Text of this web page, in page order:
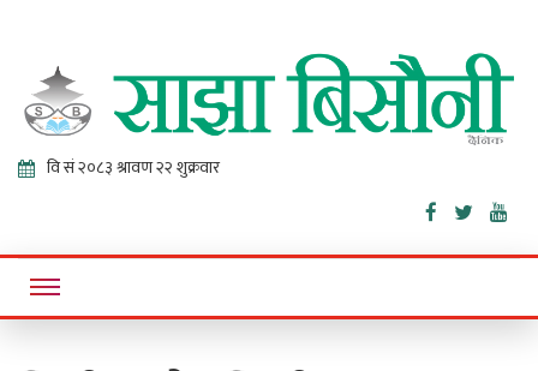
Sajha
Bisaunee
Online News Portal